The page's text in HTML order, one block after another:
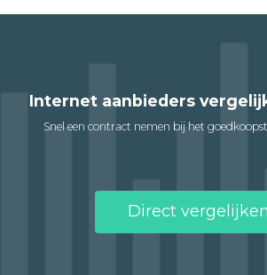
Internet aanbieders
Snel een contract nemen bij het
Direct vergelijken